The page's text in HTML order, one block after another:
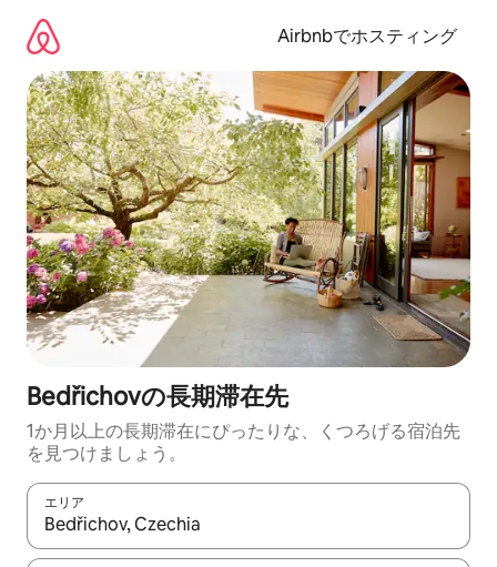
Airbnbでホスティング
Bedřichovの長期滞在先
1か月以上の長期滞在にぴったりな、くつろげる宿泊先
を見つけましょう。
エリア
検索結果が表示されたら、上下の矢印キーを使って移動するか